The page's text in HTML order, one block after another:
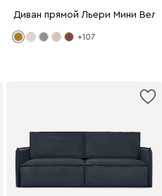
Диван прямой Льери Мини
+107